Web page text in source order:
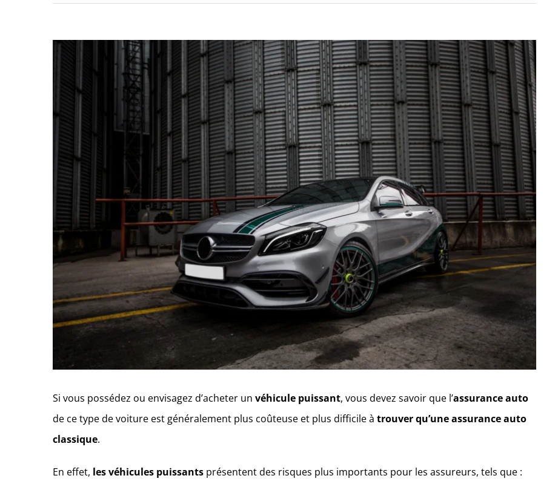
Image
Si vous possédez ou envisagez d’acheter un véhicule puissant, vous devez savoir que l’assurance auto
de ce type de voiture est généralement plus coûteuse et plus difficile à trouver qu’une assurance auto
classique.
En effet, les véhicules puissantsprésentent des risques plus importants pour les assureurs, tels que :